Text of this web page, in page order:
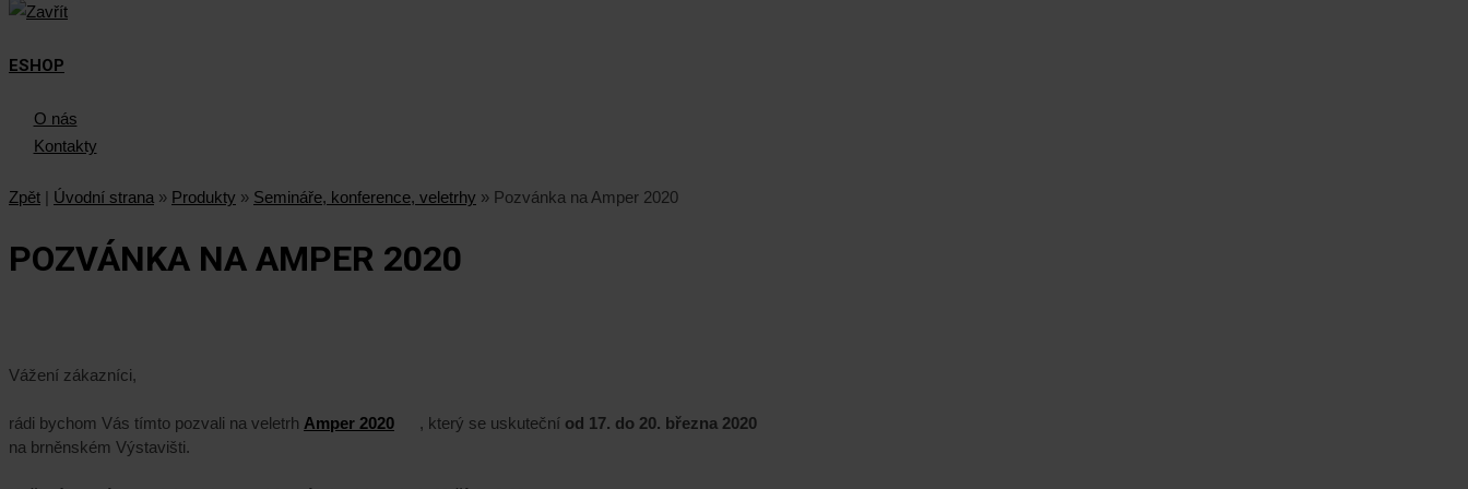
ESHOP
O nás
Kontakty
Zpět | Úvodní strana » Produkty » Semináře, konference, veletrhy » Pozvánka na Amper 2020
POZVÁNKA NA AMPER 2020
Vážení zákazníci,
rádi bychom Vás tímto pozvali na veletrh Amper 2020 , který se uskuteční od 17. do 20. března 2020
na brněnském Výstavišti.